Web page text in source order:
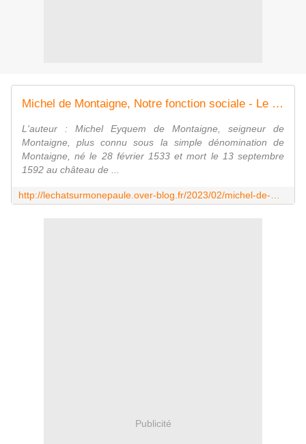
Michel de Montaigne, Notre fonction sociale - Le blog de Robin Guilloux
L'auteur : Michel Eyquem de Montaigne, seigneur de
Montaigne, plus connu sous la simple dénomination de
Montaigne, né le 28 février 1533 et mort le 13 septembre
1592 au château de ...
Publicité